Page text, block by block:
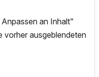
an Inhalt"
vorher ausgeblendeten